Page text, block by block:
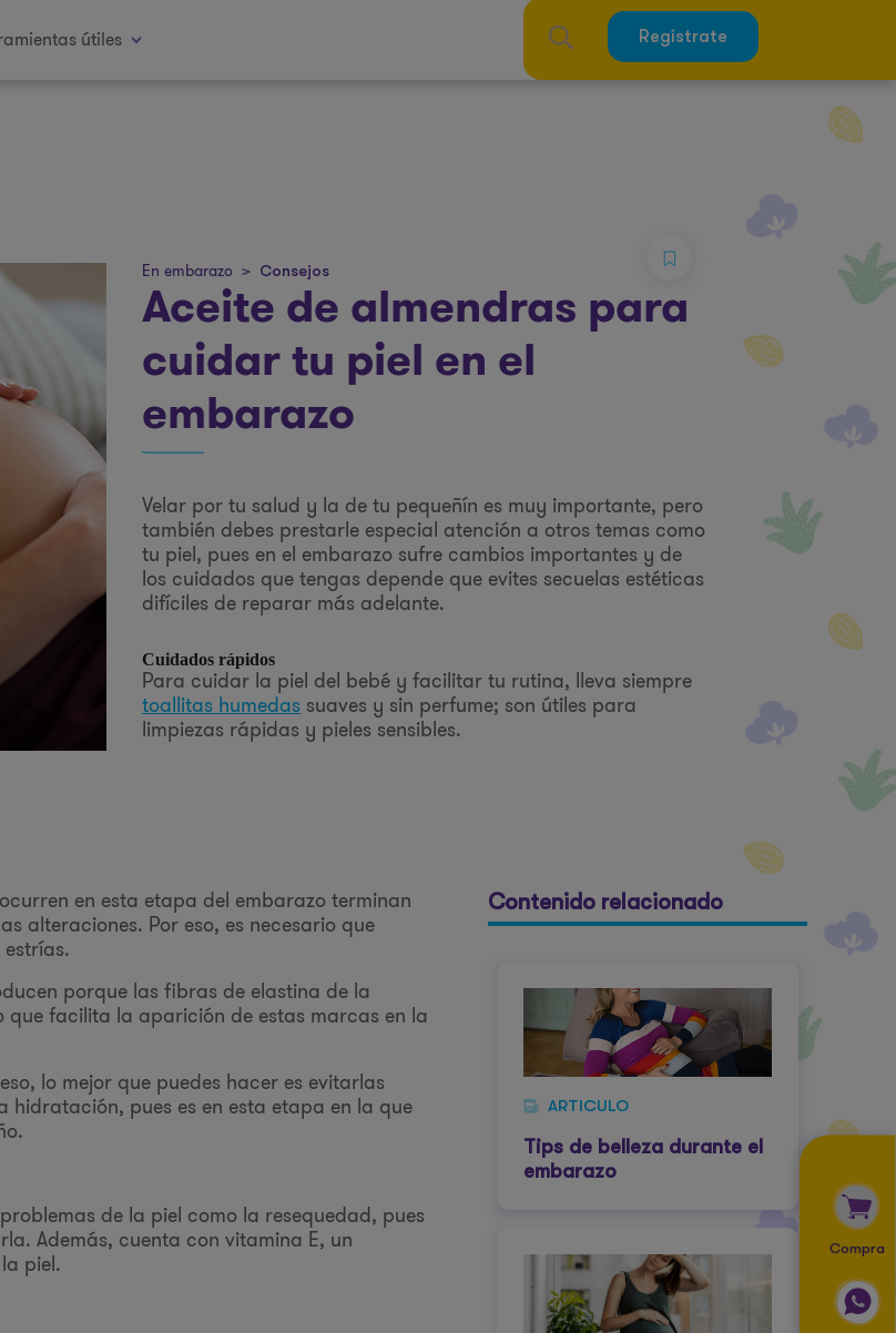
útiles Regístrate
Compra
En embarazo > Consejos
Aceite de almendras para
cuidar tu piel en el
embarazo
Velar por tu salud y la de tu pequeñín es muy importante, pero
también debes prestarle especial atención a otros temas como
tu piel, pues en el embarazo sufre cambios importantes y de
los cuidados que tengas depende que evites secuelas estéticas
difíciles de reparar más adelante.
Cuidados rápidos
Para cuidar la piel del bebé y facilitar tu rutina, lleva siempre
toallitas humedas suaves y sin perfume; son útiles para
limpiezas rápidas y pieles sensibles.
en esta etapa del embarazo terminan
alteraciones. Por eso, es necesario que
porque las fibras de elastina de la
que facilita la aparición de estas marcas en la
lo mejor que puedes hacer es evitarlas
hidratación, pues es en esta etapa en la que
de la piel como la resequedad, pues
Además, cuenta con vitamina E, un
piel.
Contenido relacionado
ARTICULO
Tips de belleza durante el
embarazo